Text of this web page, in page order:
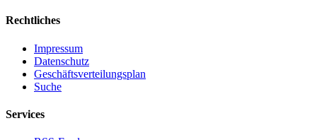
Rechtliches
Impressum
Datenschutz
Geschäftsverteilungsplan
Suche
Services